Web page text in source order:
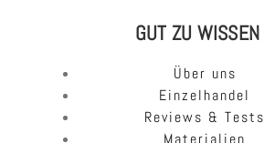
GUT ZU WISSEN
Über uns
Einzelhandel
Reviews & Tests
Materialien